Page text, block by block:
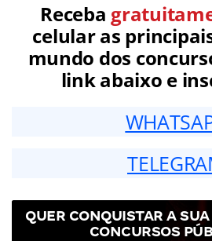
Receba
celular as
mundo dos
link abaixo e
QUER CONQUISTAR A
CONCURSOS